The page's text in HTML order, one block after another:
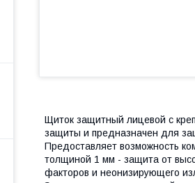
Щиток защитный лицевой с
защиты и предназначен для
Предоставляет возможность
толщиной 1 мм - защита от
факторов и неонизирующего